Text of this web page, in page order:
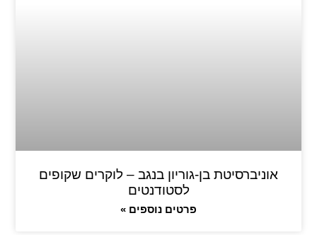
אוניברסיטת בן-גוריון בנגב – לוקרים שקופים
לסטודנטים
פרטים נוספים »